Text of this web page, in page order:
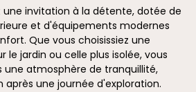
invitation à la détente, dotée de
et d'équipements modernes
Que vous choisissiez une
le jardin ou celle plus isolée, vous
une atmosphère de tranquillité,
après une journée d'exploration.